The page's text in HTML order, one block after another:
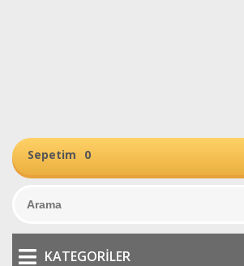
Sepetim 0
KATEGORILER